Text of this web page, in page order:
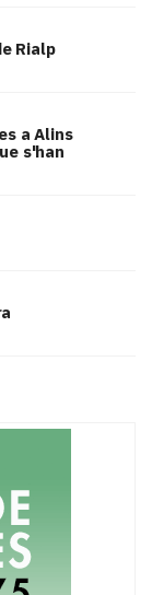
Rialp
a Alins
s'han